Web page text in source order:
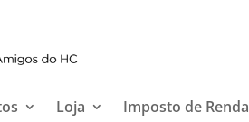
Loja Imposto de Renda